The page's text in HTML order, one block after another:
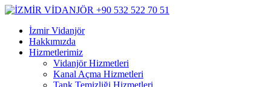
İzmir Vidanjör
Hakkımızda
Hizmetlerimiz
Vidanjör Hizmetleri
Kanal Açma Hizmetleri
Tank Temizliği Hizmetleri